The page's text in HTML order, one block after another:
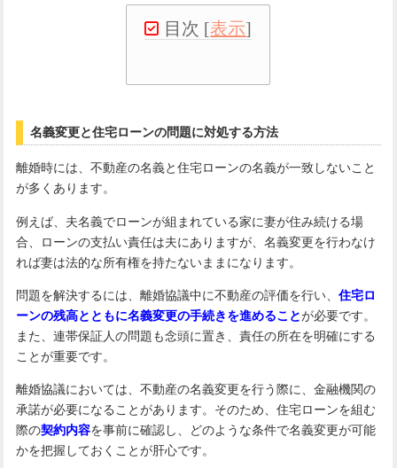
目次 [表示]
名義変更と住宅ローンの問題に対処する方法
離婚時には、不動産の名義と住宅ローンの名義が一致しないこと
が多くあります。
例えば、夫名義でローンが組まれている家に妻が住み続ける場
合、ローンの支払い責任は夫にありますが、名義変更を行わなけ
れば妻は法的な所有権を持たないままになります。
問題を解決するには、離婚協議中に不動産の評価を行い、 住宅ロ
ーンの残高とともに名義変更の手続きを進めることが必要です。
また、連帯保証人の問題も念頭に置き、責任の所在を明確にする
ことが重要です。
離婚協議においては、不動産の名義変更を行う際に、金融機関の
承諾が必要になることがあります。そのため、住宅ローンを組む
際の契約内容を事前に確認し、どのような条件で名義変更が可能
かを把握しておくことが肝心です。